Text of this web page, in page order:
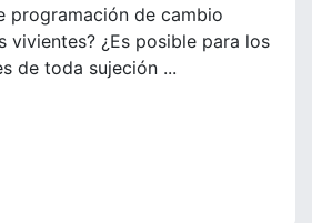
programación de cambio
vivientes? ¿Es posible para los
de toda sujeción ...